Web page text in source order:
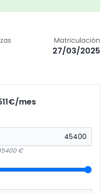
de aparcamiento
remoto plus
1.587,27€
2.608,82€
928,34€
Matriculación
27/03/2025
€/mes
€